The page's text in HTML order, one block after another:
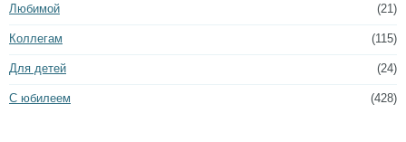
(21)
Любимой
(115)
Коллегам
(24)
Для детей
(428)
С юбилеем